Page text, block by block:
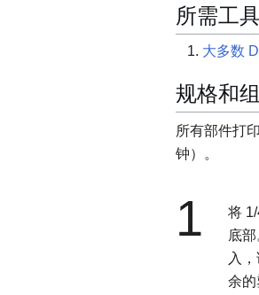
所需工具
大多数
规格和
所有部件打
钟）。
1
将
底
入
余的